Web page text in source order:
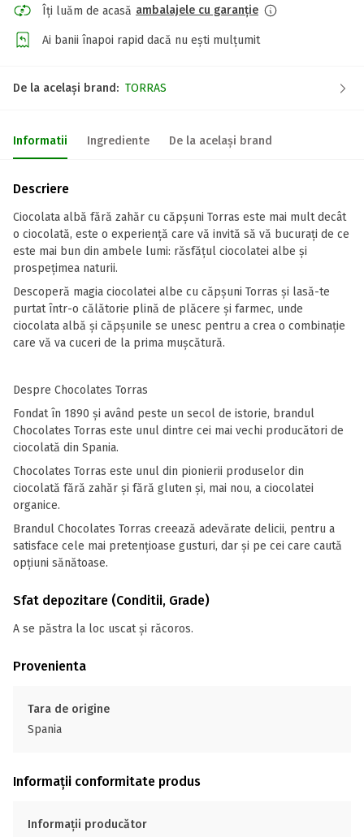
Îți luăm de acasă ambalajele cu garanție
Ai banii înapoi rapid dacă nu ești mulțumit
De la același brand: TORRAS
Informatii Ingrediente De la același brand
Descriere
Ciocolata albă fără zahăr cu căpșuni Torras este mai mult decât
o ciocolată, este o experiență care vă invită să vă bucurați de ce
este mai bun din ambele lumi: răsfățul ciocolatei albe și
prospețimea naturii.
Descoperă magia ciocolatei albe cu căpșuni Torras și lasă-te
purtat într-o călătorie plină de plăcere și farmec, unde
ciocolata albă și căpșunile se unesc pentru a crea o combinație
care vă va cuceri de la prima mușcătură.
Despre Chocolates Torras
Fondat în 1890 și având peste un secol de istorie, brandul
Chocolates Torras este unul dintre cei mai vechi producători de
ciocolată din Spania.
Chocolates Torras este unul din pionierii produselor din
ciocolată fără zahăr și fără gluten și, mai nou, a ciocolatei
organice.
Brandul Chocolates Torras creează adevărate delicii, pentru a
satisface cele mai pretențioase gusturi, dar și pe cei care caută
opțiuni sănătoase.
Sfat depozitare (Conditii, Grade)
A se păstra la loc uscat și răcoros.
Provenienta
Tara de origine
Spania
Informații conformitate produs
Informații producător